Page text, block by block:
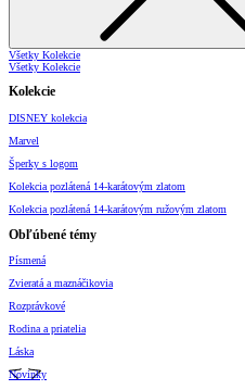
Všetky Kolekcie
Všetky Kolekcie
Kolekcie
DISNEY kolekcia
Marvel
Šperky s logom
Kolekcia pozlátená 14-karátovým zlatom
Kolekcia pozlátená 14-karátovým ružovým zlatom
Obľúbené témy
Písmená
Zvieratá a maznáčikovia
Rozprávkové
Rodina a priatelia
Láska
Novinky